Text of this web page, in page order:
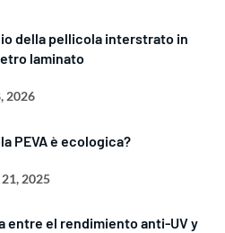
della pellicola interstrato in
laminato
2026
PEVA è ecologica?
2025
entre el rendimiento anti-UV y